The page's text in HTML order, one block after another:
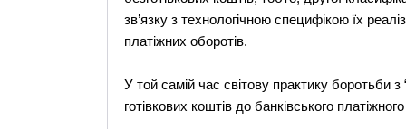
зв’язку з технологічною специфікою їх
платіжних оборотів.
У той самій час світову практику боротьби
готівкових коштів до банківського